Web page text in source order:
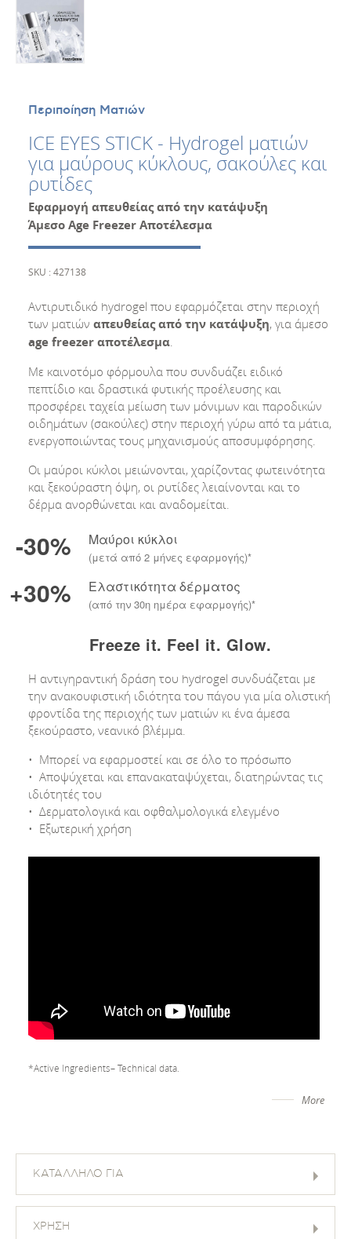
Περιποίηση Ματιών
ICE EYES STICK - Ηydrogel ματιών
για μαύρους κύκλους, σακούλες και
ρυτίδες
Εφαρμογή απευθείας από την κατάψυξη
Άμεσο Age Freezer Αποτέλεσμα
SKU : 427138
Αντιρυτιδικό hydrogel που εφαρμόζεται στην περιοχή
των ματιών απευθείας από την κατάψυξη, για άμεσο
age freezer αποτέλεσμα.
Με καινοτόμο φόρμουλα που συνδυάζει ειδικό
πεπτίδιο και δραστικά φυτικής προέλευσης και
προσφέρει ταχεία μείωση των μόνιμων και παροδικών
οιδημάτων (σακούλες) στην περιοχή γύρω από τα μάτια,
ενεργοποιώντας τους μηχανισμούς αποσυμφόρησης.
Οι μαύροι κύκλοι μειώνονται, χαρίζοντας φωτεινότητα
και ξεκούραστη όψη, οι ρυτίδες λειαίνονται και το
δέρμα ανορθώνεται και αναδομείται.
-30% Μαύροι κύκλοι
(μετά από 2 μήνες εφαρμογής)*
+30% Ελαστικότητα δέρματος
(από την 30η ημέρα εφαρμογής)*
Freeze it. Feel it. Glow.
Η αντιγηραντική δράση του hydrogel συνδυάζεται με
την ανακουφιστική ιδιότητα του πάγου για μία ολιστική
φροντίδα της περιοχής των ματιών κι ένα άμεσα
ξεκούραστο, νεανικό βλέμμα.
• Μπορεί να εφαρμοστεί και σε όλο το πρόσωπο
• Αποψύχεται και επανακαταψύχεται, διατηρώντας τις
ιδιότητές του
• Δερματολογικά και οφθαλμολογικά ελεγμένο
• Εξωτερική χρήση
*Active Ingredients– Technical data.
More
ΚΑΤΑΛΛΗΛΟ ΓΙΑ
ΧΡΗΣΗ